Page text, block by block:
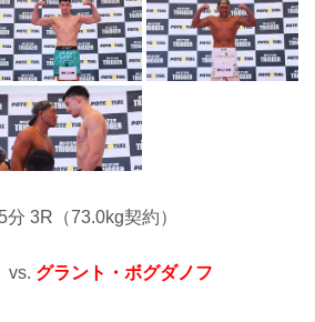
3R（73.0kg契約）
vs. グラント・ボグダノフ